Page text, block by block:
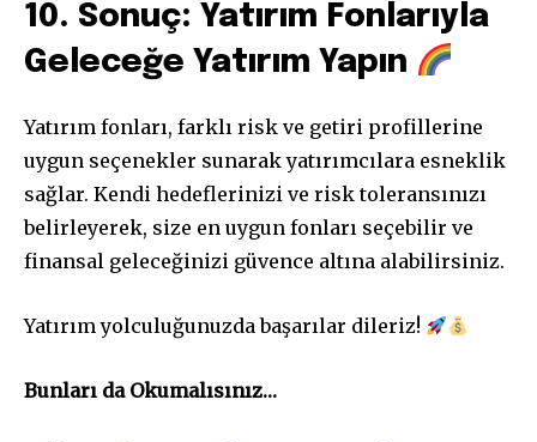
10. Sonuç: Yatırım Fonlarıyla
Geleceğe Yatırım Yapın
Yatırım fonları, farklı risk ve getiri profillerine
uygun seçenekler sunarak yatırımcılara esneklik
sağlar. Kendi hedeflerinizi ve risk toleransınızı
belirleyerek, size en uygun fonları seçebilir ve
finansal geleceğinizi güvence altına alabilirsiniz.
Yatırım yolculuğunuzda başarılar dileriz!
Bunları da Okumalısınız…